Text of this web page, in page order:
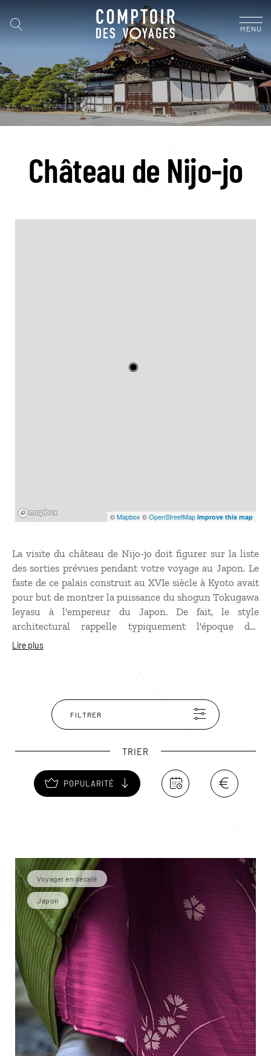
MENU
Château de Nijo-jo
©Mapbox ©OpenStreetMap Improve this map
La visite du château de Nijo-jo doit figurer sur la liste
des sorties prévues pendant votre voyage au Japon. Le
faste de ce palais construit au XVIe siècle à Kyoto avait
pour but de montrer la puissance du shogun Tokugawa
Ieyasu à l'empereur du Japon. De fait, le style
architectural rappelle typiquement l'époque des
samouraïs. Le bâtiment principal, le palais Ninomaru,
vergers de cerisiers. L'ensemble est inscrit sur la liste
du patrimoine mondial de l'Unesco.
Lire plus
FILTRER
TRIER
POPULARITÉ
Voyager en décalé
Japon